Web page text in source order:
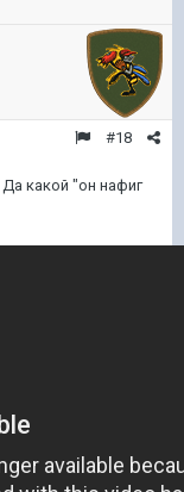
#18
Да какой "он нафиг